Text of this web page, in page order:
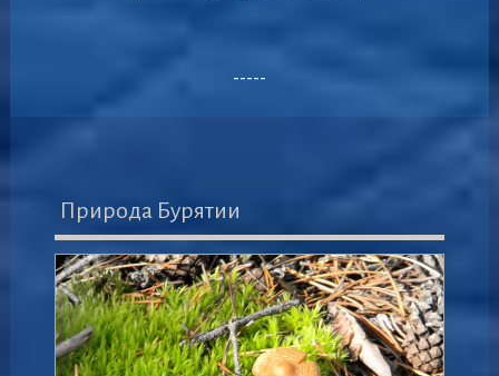
-----
Природа Бурятии